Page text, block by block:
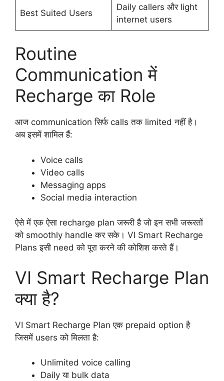
Best Suited Users
Daily callers और light
internet users
Routine
Communication में
Recharge का Role
आज communication सिर्फ calls तक limited नहीं है।
अब इसमें शामिल हैं:
Voice calls
Video calls
Messaging apps
Social media interaction
ऐसे में एक ऐसा recharge plan जरूरी है जो इन सभी जरूरतों
को smoothly handle कर सके। VI Smart Recharge
Plans इसी need को पूरा करने की कोशिश करते हैं।
VI Smart Recharge Plan
क्या है?
VI Smart Recharge Plan एक prepaid option है
जिसमें users को मिलता है:
Unlimited voice calling
Daily या bulk data